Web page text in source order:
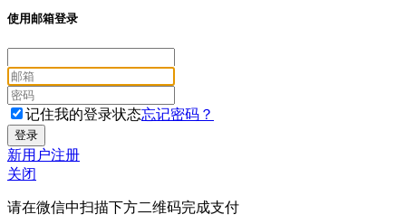
使用邮箱登录
记住我的登录状态忘记密码？
新用户注册
关闭
请在微信中扫描下方二维码完成支付